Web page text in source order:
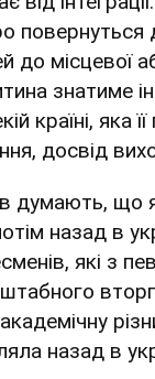
до місцевої
знатиме
країні, яка
досвід
думають, що
назад в
які з
назад в